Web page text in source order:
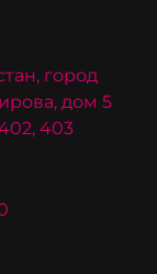
город
дом 5
403